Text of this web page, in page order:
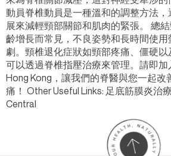
動員脊椎動員是一種溫和的調整方法
展來減輕頸部關節和肌肉的緊張。 總
齡增長而常見，不良姿勢和長時間使
劇。頸椎退化症狀如頸部疼痛、僵硬以
可以透過脊椎指壓治療來管理。請即
Hong Kong，讓我們的脊醫與您一起改
痛！ Other Useful Links: 足底筋膜炎治
Central